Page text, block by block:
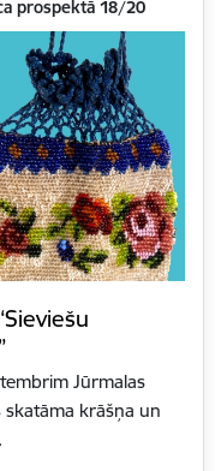
prospektā 18/20
Jūrmalas
skatāma krāšņa un